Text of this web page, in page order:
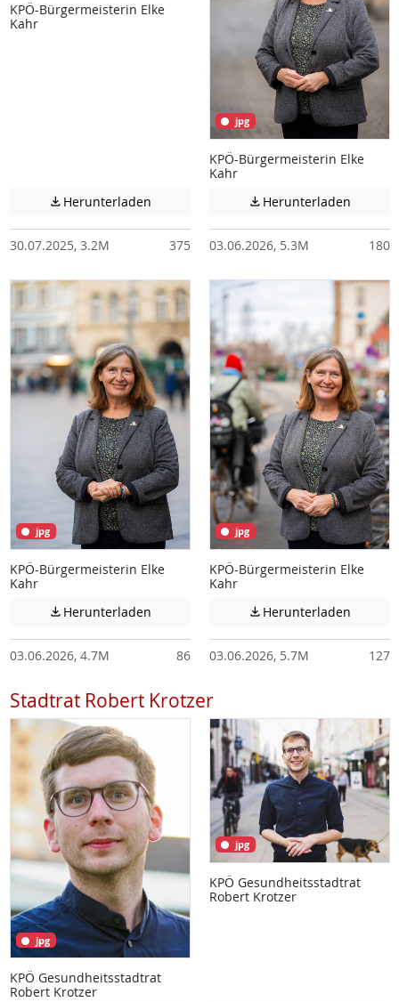
KPÖ-Bürgermeisterin Elke
Kahr
 Herunterladen Achtung: Diese Datei enthält unter
30.07.2025, 3.2M 375
jpg
KPÖ-Bürgermeisterin Elke
Kahr
 Herunterladen
03.06.2026, 5.3M 180
jpg
KPÖ-Bürgermeisterin Elke
Kahr
 Herunterladen Achtung: Diese Datei enthält unter
03.06.2026, 4.7M 86
jpg
KPÖ-Bürgermeisterin Elke
Kahr
 Herunterladen
03.06.2026, 5.7M 127
Stadtrat Robert Krotzer
jpg
KPÖ Gesundheitsstadtrat
Robert Krotzer
jpg
KPÖ Gesundheitsstadtrat
Robert Krotzer